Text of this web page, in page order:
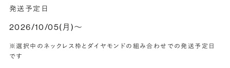
発送予定日
2026/10/05(月)〜
※選択中のネックレス枠とダイヤモンドの組み合わせでの発送予定日
です